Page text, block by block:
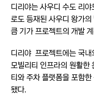
디리야는 사우디 수도 리
로도 등재된 사우디 왕가
큼 기가 프로젝트의 개발
디리야 프로젝트에는 국
모빌리티 인프라의 원활한
티와 주차 플랫폼을 포함
됐다.